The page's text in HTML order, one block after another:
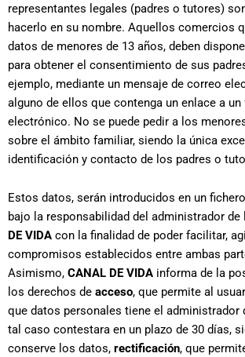
representantes legales (padres o tutores)
hacerlo en su nombre. Aquellos comercios
datos de menores de 13 años, deben
para obtener el consentimiento de sus
ejemplo, mediante un mensaje de correo
alguno de ellos que contenga un enlace a
electrónico. No se puede pedir a los
sobre el ámbito familiar, siendo la única
identificación y contacto de los padres o
Estos datos, serán introducidos en un
bajo la responsabilidad del administrador de
DE VIDA con la finalidad de poder facilitar,
compromisos establecidos entre ambas
Asimismo, CANAL DE VIDA informa de la
los derechos de acceso, que permite al
que datos personales tiene el administrador
tal caso contestara en un plazo de 30 días,
conserve los datos, rectificación, que